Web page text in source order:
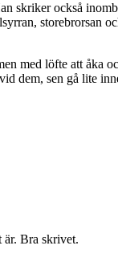
skriker också
storebrorsan
med löfte att åka
dem, sen gå lite
är. Bra skrivet.